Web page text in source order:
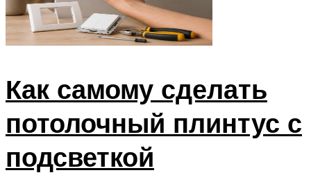
Как самому сделать
потолочный плинтус с
подсветкой